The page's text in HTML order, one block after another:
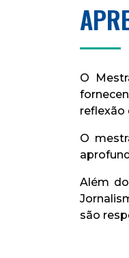
O
reflexão
O
Além
são